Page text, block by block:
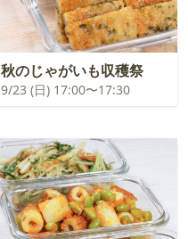
秋のじゃがいも収穫祭
9/23 (日) 17:00〜17:30